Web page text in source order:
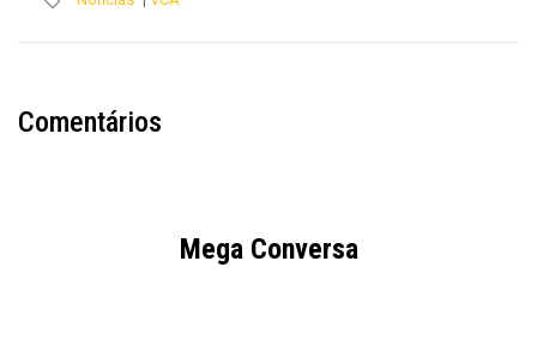
Comentários
Mega Conversa